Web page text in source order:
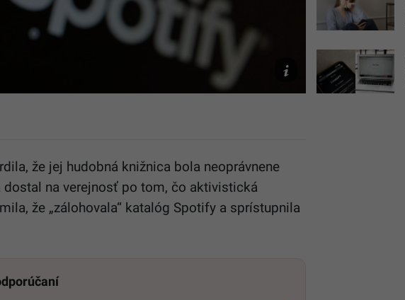
Unsplash/Asterfolio
že jej hudobná knižnica bola neoprávnene
na verejnosť po tom, čo aktivistická
že „zálohovala“ katalóg Spotify a sprístupnila